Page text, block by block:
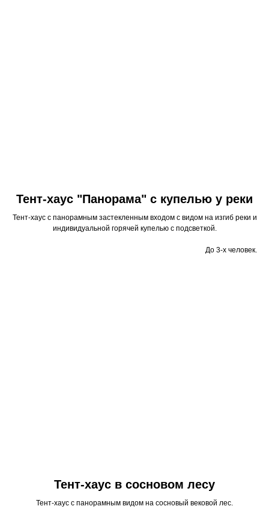
Тент-хаус "Панорама" с купелью у реки
Тент-хаус с панорамным застекленным входом с видом на изгиб реки и
индивидуальной горячей купелью с подсветкой.
До 3-х человек.
Тент-хаус в сосновом лесу
Тент-хаус с панорамным видом на сосновый вековой лес.